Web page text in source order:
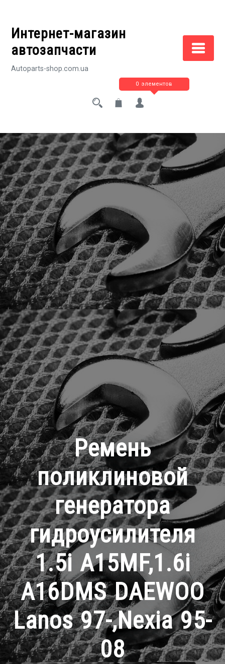
содержимому
Интернет-магазин
автозапчасти
Autoparts-shop.com.ua
0 элементов
Ремень
поликлиновой
генератора
гидроусилителя
1.5i A15MF,1.6i
A16DMS DAEWOO
Lanos 97-,Nexia 95-
08